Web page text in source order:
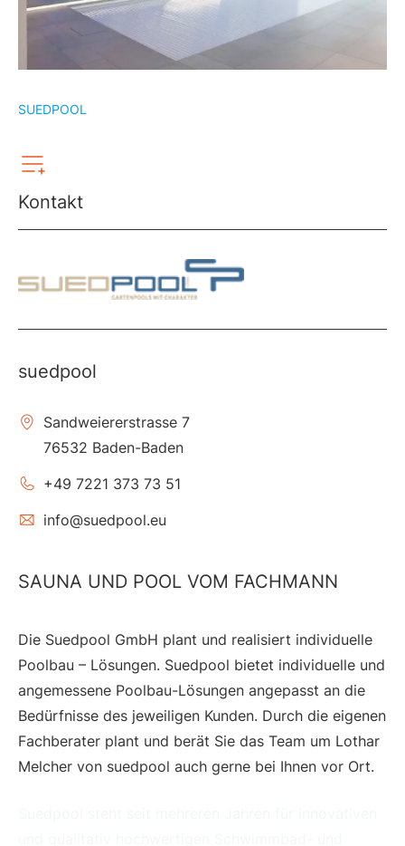
SUEDPOOL
Kontakt
suedpool
Sandweiererstrasse 7
76532 Baden-Baden
+49 7221 373 73 51
info@suedpool.eu
SAUNA UND POOL VOM FACHMANN
Die Suedpool GmbH plant und realisiert individuelle
Poolbau – Lösungen. Suedpool bietet individuelle und
angemessene Poolbau-Lösungen angepasst an die
Bedürfnisse des jeweiligen Kunden. Durch die eigenen
Fachberater plant und berät Sie das Team um Lothar
Melcher von suedpool auch gerne bei Ihnen vor Ort.